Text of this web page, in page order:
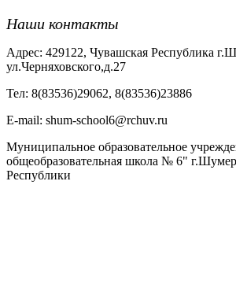
Наши контакты
Адрес: 429122, Чувашская Республика
ул.Черняховского,д.27
Тел: 8(83536)29062, 8(83536)23886
Е-mail: shum-school6@rchuv.ru
Муниципальное образовательное
общеобразовательная школа № 6"
Республики